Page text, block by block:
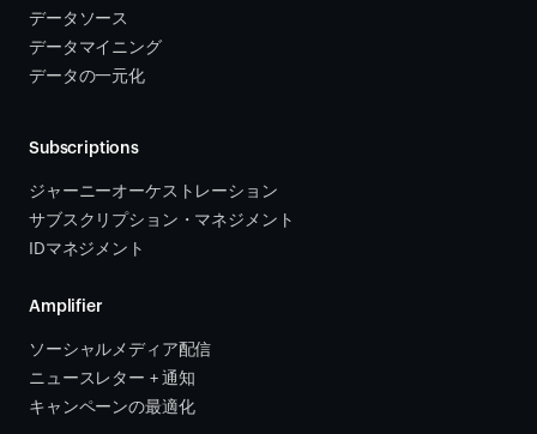
データソース
データマイニング
データの一元化
Subscriptions
ジャーニーオーケストレーション
サブスクリプション・マネジメント
IDマネジメント
Amplifier
ソーシャルメディア配信
ニュースレター + 通知
キャンペーンの最適化